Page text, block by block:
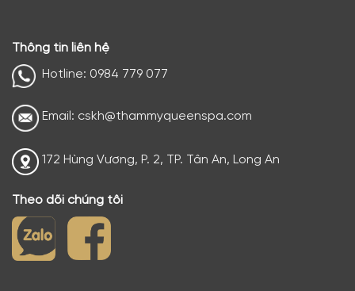
Thông tin liên hệ
Hotline: 0984 779 077
Email: cskh@thammyqueenspa.com
172 Hùng Vương, P. 2, TP. Tân An, Long An
Theo dõi chúng tôi